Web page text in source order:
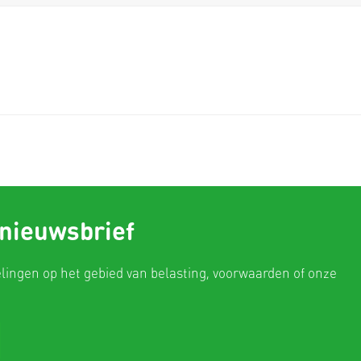
op het gebied van belasting, voorwaarden of onze